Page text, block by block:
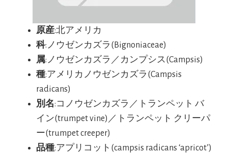
原産:北アメリカ
科:ノウゼンカズラ(Bignoniaceae)
属:ノウゼンカズラ／カンプシス(Campsis)
種:アメリカノウゼンカズラ(Campsis
radicans)
別名:コノウゼンカズラ／トランペット バ
イン(trumpet vine)／トランペット クリーパ
ー(trumpet creeper)
品種:アプリコット(campsis radicans ‘apricot’)